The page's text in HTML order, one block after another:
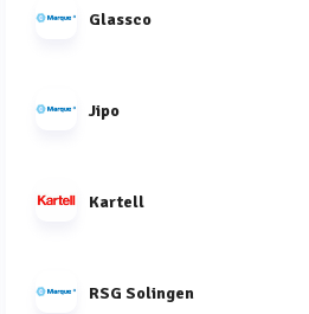
Glassco
Jipo
Kartell
RSG Solingen